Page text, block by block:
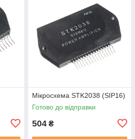
Мікросхема STK2038 (SIP16)
Готово до відправки
504 ₴